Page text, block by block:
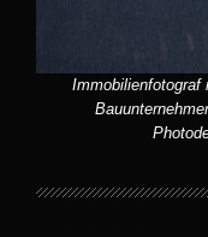
Immobilienfotograf